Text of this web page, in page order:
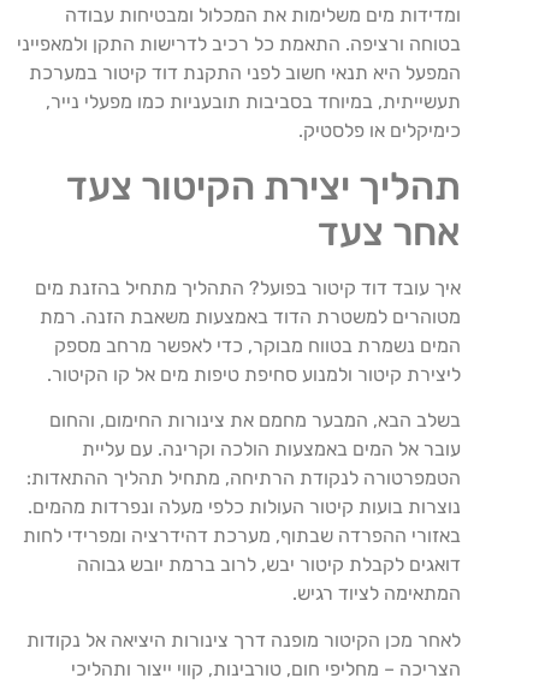
ומדידות מים משלימות את המכלול ומבטיחות עבודה
בטוחה ורציפה. התאמת כל רכיב לדרישות התקן ולמאפייני
המפעל היא תנאי חשוב לפני התקנת דוד קיטור במערכת
תעשייתית, במיוחד בסביבות תובעניות כמו מפעלי נייר,
כימיקלים או פלסטיק.
תהליך יצירת הקיטור צעד
אחר צעד
איך עובד דוד קיטור בפועל? התהליך מתחיל בהזנת מים
מטוהרים למשטרת הדוד באמצעות משאבת הזנה. רמת
המים נשמרת בטווח מבוקר, כדי לאפשר מרחב מספק
ליצירת קיטור ולמנוע סחיפת טיפות מים אל קו הקיטור.
בשלב הבא, המבער מחמם את צינורות החימום, והחום
עובר אל המים באמצעות הולכה וקרינה. עם עליית
הטמפרטורה לנקודת הרתיחה, מתחיל תהליך ההתאדות:
נוצרות בועות קיטור העולות כלפי מעלה ונפרדות מהמים.
באזורי ההפרדה שבתוף, מערכת דהידרציה ומפרידי לחות
דואגים לקבלת קיטור יבש, לרוב ברמת יובש גבוהה
המתאימה לציוד רגיש.
לאחר מכן הקיטור מופנה דרך צינורות היציאה אל נקודות
הצריכה – מחליפי חום, טורבינות, קווי ייצור ותהליכי